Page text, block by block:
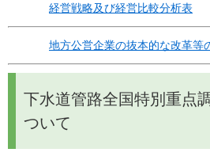
経営戦略及び経営比較分析表
地方公営企業の抜本的な改革等
下水道管路全国特別重点
ついて